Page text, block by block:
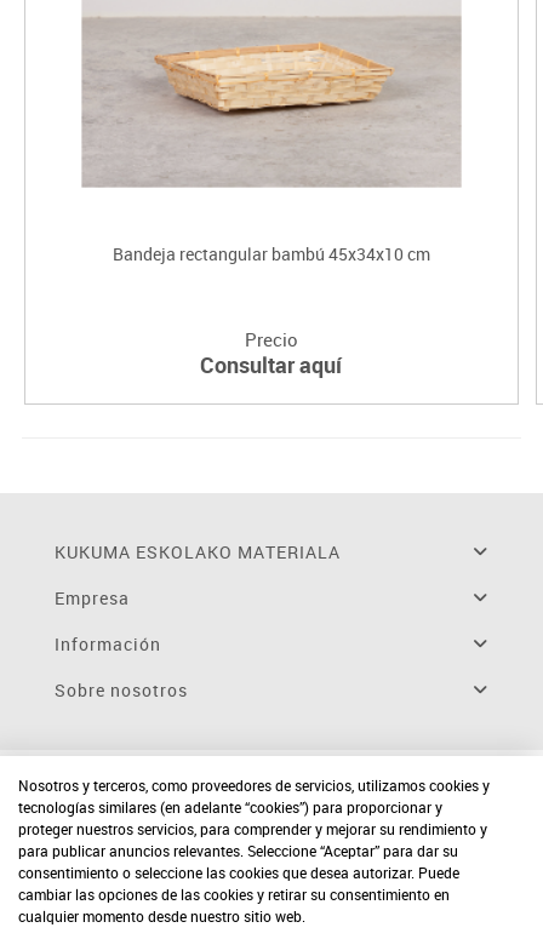
Bandeja rectangular bambú 45x34x10 cm
Precio
Consultar aquí
KUKUMA ESKOLAKO MATERIALA
Empresa
Información
Sobre nosotros
Nosotros y terceros, como proveedores de servicios, utilizamos cookies y
tecnologías similares (en adelante “cookies”) para proporcionar y
proteger nuestros servicios, para comprender y mejorar su rendimiento y
para publicar anuncios relevantes. Seleccione “Aceptar” para dar su
consentimiento o seleccione las cookies que desea autorizar. Puede
cambiar las opciones de las cookies y retirar su consentimiento en
cualquier momento desde nuestro sitio web.